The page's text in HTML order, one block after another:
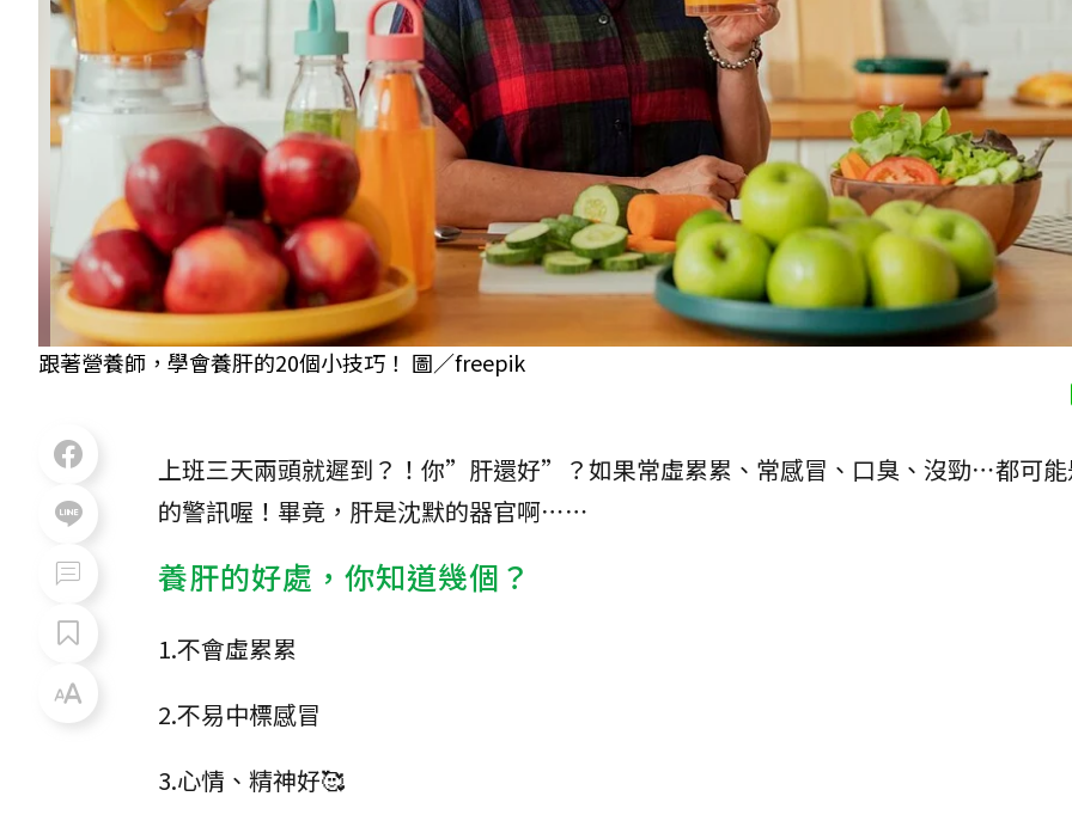
跟著營養師，學會養肝的20個小技巧！ 圖／freepik
上班三天兩頭就遲到？！你”肝還好”？如果常虛累累、常感冒、口臭、沒勁⋯都可
的警訊喔！畢竟，肝是沈默的器官啊⋯⋯
養肝的好處，你知道幾個？
1.不會虛累累
2.不易中標感冒
3.心情、精神好🥰